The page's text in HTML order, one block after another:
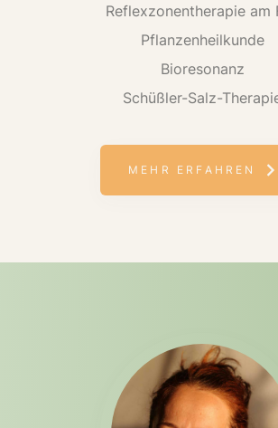
Reflexzonentherapie am
Pflanzenheilkunde
Bioresonanz
Schüßler-Salz-
MEHR ERFAHREN